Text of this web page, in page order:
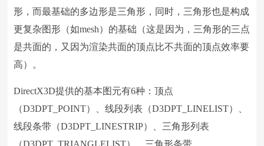
形，而最基础的多边形是三角形，同时，三角形也是构成
更复杂图形（如mesh）的基础（这是因为，三角形的三点
是共面的，又因为渲染共面的顶点比不共面的顶点效率要
高）。
DirectX3D提供的基本图元有6种：顶点
（D3DPT_POINT）、线段列表（D3DPT_LINELIST）、
线段条带（D3DPT_LINESTRIP）、三角形列表
（D3DPT_TRIANGLELIST）、三角形条带